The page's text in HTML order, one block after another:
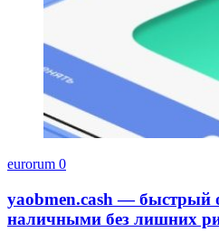
eurorum 0
yaobmen.cash — быстрый
наличными без лишних